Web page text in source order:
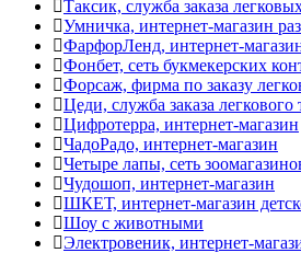
Таксик, служба заказа
Умничка, интернет-магазин
ФарфорЛенд, интернет-
Фонбет, сеть букмекерских
Форсаж, фирма по заказу
Цеди, служба заказа легкового
Цифротерра, интернет-магазин
ЧадоРадо, интернет-магазин
Четыре лапы, сеть
Чудошоп, интернет-магазин
ШКЕТ, интернет-магазин
Шоу с животными
Электровеник, интернет-